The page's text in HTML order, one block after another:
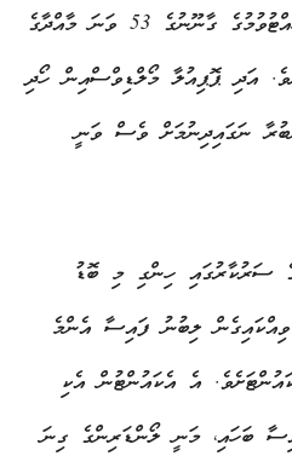
ޓެރަރިޒަމަށް ފައިނޭންސްކުރުން ހުއްޓުވުމުގެ ގާނޫނުގެ 53 ވަނަ މާއްދާގެ
އަދި ޕޮޕިއުލާ މޯލްޑިވްސްއިން ހޯދި
އަނބުރާ ނަގައިދިނުމަށް ވެސް ވަނީ
ސަރުކާރުގައި ހިންގި މި ބޮޑު
ވިއްކައިގެން ލިބުނު ފައިސާ އެންމެ
އެ އެކައުންޓުން އެކި
ބަހައި، މަނީ ލޯންޑަރިންގެ ގިނަ